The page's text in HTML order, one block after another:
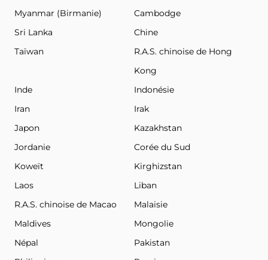
Myanmar (Birmanie)
Cambodge
Sri Lanka
Chine
Taïwan
R.A.S. chinoise de Hong
Kong
Inde
Indonésie
Iran
Irak
Japon
Kazakhstan
Jordanie
Corée du Sud
Koweït
Kirghizstan
Laos
Liban
R.A.S. chinoise de Macao
Malaisie
Maldives
Mongolie
Népal
Pakistan